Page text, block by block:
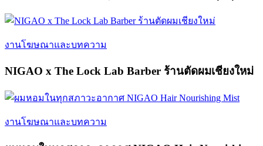
งานโฆษณาและบทความ
NIGAO x The Lock Lab Barber ร้านตัดผมเชียงใหม่
งานโฆษณาและบทความ